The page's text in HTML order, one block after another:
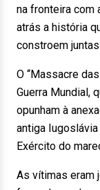
na fronteira com
atrás a história
constroem
O “Massacre
Guerra Mundial,
opunham à
antiga
Exército do
As vítimas eram